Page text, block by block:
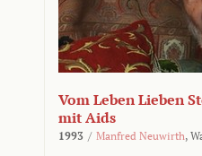
Vom Leben Lieben
mit Aids
1993 / Manfred Neuwirth,